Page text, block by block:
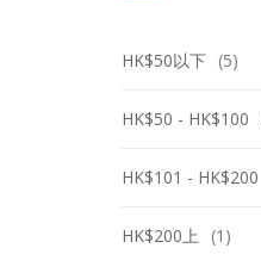
HK$50以下 (5)
HK$50 - HK$100
HK$101 - HK$200
HK$200上 (1)